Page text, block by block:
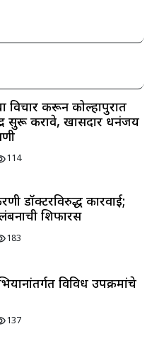
विचार करून कोल्हापुरात
सुरू करावे, खासदार धनंजय
114
डॉक्टरविरुद्ध कारवाई;
शिफारस
183
विविध उपक्रमांचे
137